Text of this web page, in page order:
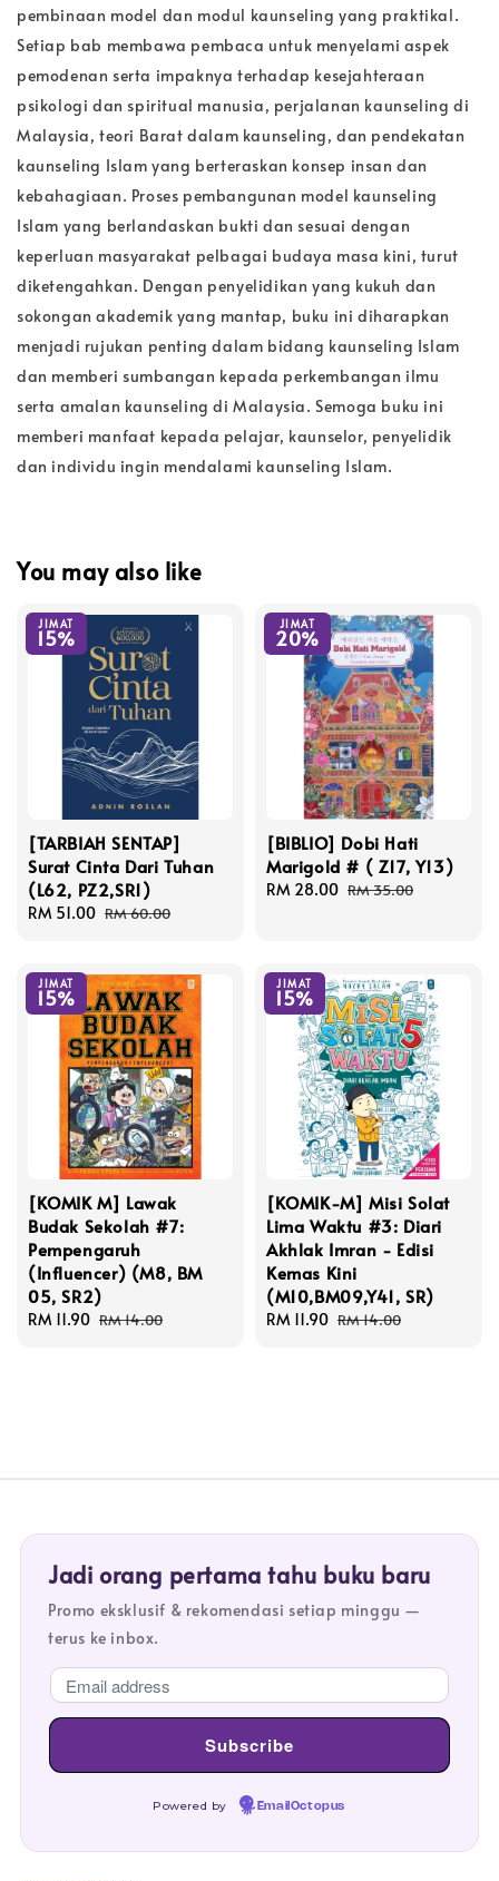
pembinaan model dan modul kaunseling yang praktikal.
Setiap bab membawa pembaca untuk menyelami aspek
pemodenan serta impaknya terhadap kesejahteraan
psikologi dan spiritual manusia, perjalanan kaunseling di
Malaysia, teori Barat dalam kaunseling, dan pendekatan
kaunseling Islam yang berteraskan konsep insan dan
kebahagiaan. Proses pembangunan model kaunseling
Islam yang berlandaskan bukti dan sesuai dengan
keperluan masyarakat pelbagai budaya masa kini, turut
diketengahkan. Dengan penyelidikan yang kukuh dan
sokongan akademik yang mantap, buku ini diharapkan
menjadi rujukan penting dalam bidang kaunseling Islam
dan memberi sumbangan kepada perkembangan ilmu
serta amalan kaunseling di Malaysia. Semoga buku ini
memberi manfaat kepada pelajar, kaunselor, penyelidik
dan individu ingin mendalami kaunseling Islam.
You may also like
JIMAT
15%
[TARBIAH SENTAP]
Surat Cinta Dari Tuhan
(L62, PZ2,SR1)
Sale
RM 51.00 Regular
RM 60.00
JIMAT
20%
[BIBLIO] Dobi Hati
Marigold # ( Z17, Y13)
Sale
RM 28.00 Regular
RM 35.00
JIMAT
15%
[KOMIK M] Lawak
Budak Sekolah #7:
Pempengaruh
(Influencer) (M8, BM
05, SR2)
Sale
RM 11.90 Regular
RM 14.00
JIMAT
15%
[KOMIK-M] Misi Solat
Lima Waktu #3: Diari
Akhlak Imran - Edisi
Kemas Kini
(M10,BM09,Y41, SR)
Sale
RM 11.90 Regular
RM 14.00
Jadi orang pertama tahu buku baru
Promo eksklusif & rekomendasi setiap minggu —
terus ke inbox.
Powered by EmailOctopus